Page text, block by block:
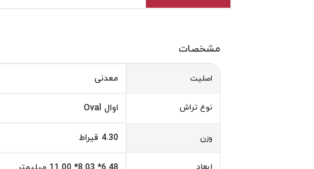
مشخصات
اصلیت معدنی
نوع تراش اوال Oval
وزن 4.30 قیراط